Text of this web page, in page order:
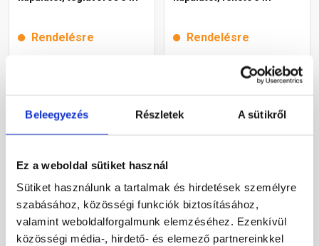
Beleegyezés Részletek A sütikről
Ez a weboldal sütiket használ
Sütiket használunk a tartalmak és hirdetések személyre
szabásához, közösségi funkciók biztosításához,
valamint weboldalforgalmunk elemzéséhez. Ezenkívül
közösségi média-, hirdető- és elemező partnereinkkel
Rendelésre
Megnézem
Rendelésre